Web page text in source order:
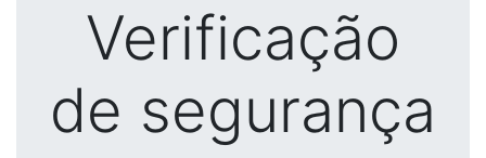
Verificação
de segurança